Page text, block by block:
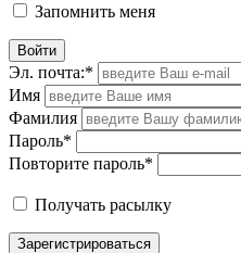
Запомнить меня
Войти
Эл. почта:*
Имя
Фамилия
Пароль*
Повторите пароль*
Получать расылку
Зарегистрироваться